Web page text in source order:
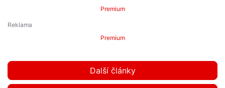
Premium
Premium
Další články